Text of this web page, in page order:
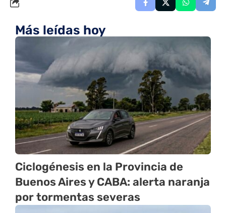
Más leídas hoy
Ciclogénesis en la Provincia de
Buenos Aires y CABA: alerta naranja
por tormentas severas